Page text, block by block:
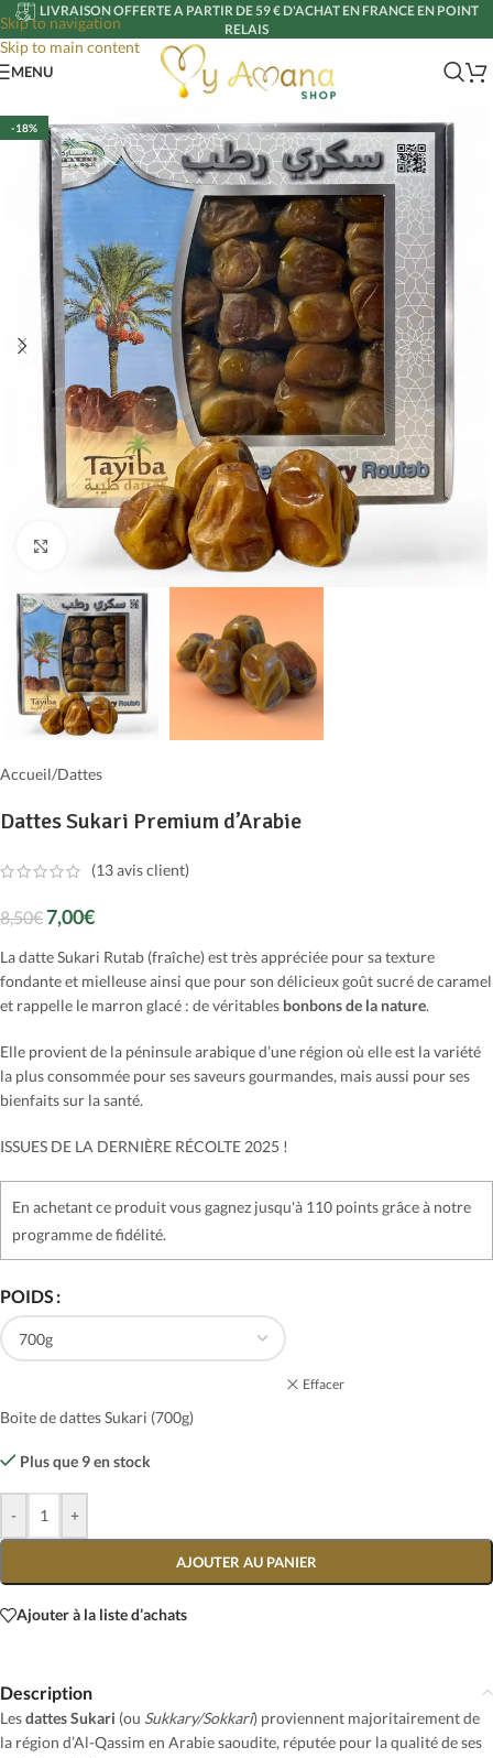
Skip to navigation
Skip to main content
LIVRAISON OFFERTE A PARTIR DE 59 € D'ACHAT EN FRANCE EN POINT
RELAIS
MENU
-18%
Cliquer pour agrandir
Accueil/Dattes
Dattes Sukari Premium d’Arabie
(13avis client)
8,50€7,00€
La datte Sukari Rutab (fraîche) est très appréciée pour sa texture
fondante et mielleuse ainsi que pour son délicieux goût sucré de caramel
et rappelle le marron glacé : de véritables bonbons de la nature.
Elle provient de la péninsule arabique d’une région où elle est la variété
la plus consommée pour ses saveurs gourmandes, mais aussi pour ses
bienfaits sur la santé.
ISSUES DE LA DERNIÈRE RÉCOLTE 2025 !
En achetant ce produit vous gagnez jusqu'à 110 points grâce à notre
programme de fidélité.
POIDS
Effacer
Boite de dattes Sukari (700g)
Plus que 9 en stock
- +
AJOUTER AU PANIER
Ajouter à la liste d’achats
Description
Lesdattes Sukari (ou Sukkary/Sokkari) proviennent majoritairement de
la région d’Al-Qassim en Arabie saoudite, réputée pour la qualité de ses